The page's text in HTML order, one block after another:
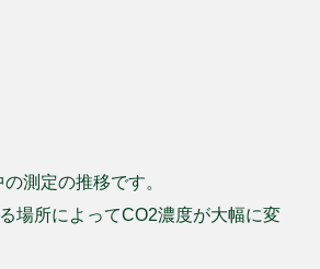
測定の推移です。
場所によってCO2濃度が大幅に変